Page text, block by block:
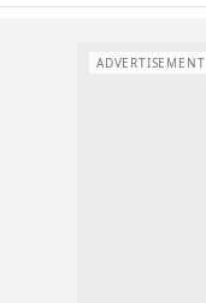
ADVERTISEMENT